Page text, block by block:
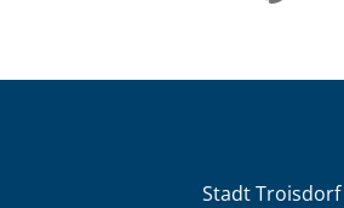
Stadt Troisdorf